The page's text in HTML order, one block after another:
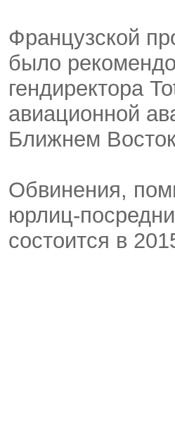
Французской
было
гендиректора
авиационной
Ближнем
Обвинения,
юрлиц-
состоится в